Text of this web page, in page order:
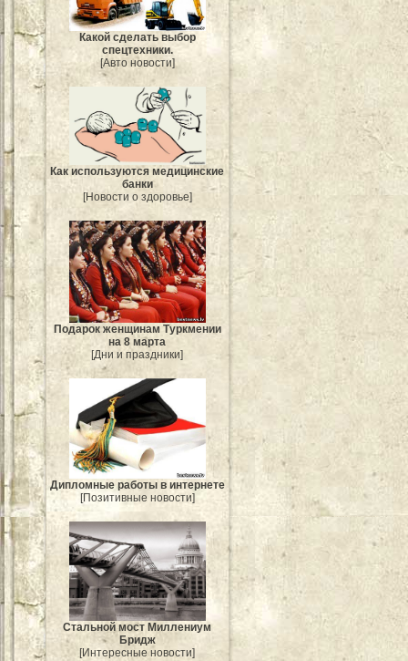
Какой сделать выбор
спецтехники.
[Авто новости]
Как используются медицинские
банки
[Новости о здоровье]
Подарок женщинам Туркмении
на 8 марта
[Дни и праздники]
Дипломные работы в интернете
[Позитивные новости]
Стальной мост Миллениум
Бридж
[Интересные новости]